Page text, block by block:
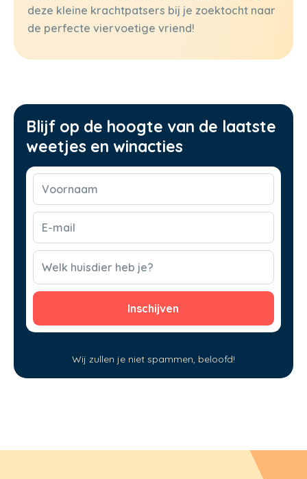
deze kleine krachtpatsers bij je zoektocht naar
de perfecte viervoetige vriend!
Blijf op de hoogte van de laatste
weetjes en winacties
mail
(Vereist)
CAPTCHA
Welk huisdier heb je?
Wij zullen je niet spammen, beloofd!